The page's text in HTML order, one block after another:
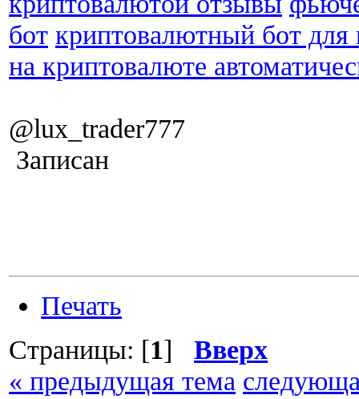
бот криптовалютный бот
на криптовалюте
@lux_trader777
Записан
Печать
Страницы: [1] Вверх
« предыдущая тема